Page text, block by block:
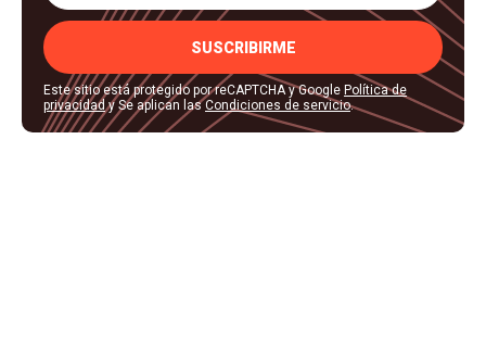
SUSCRIBIRME
Este sitio está protegido por reCAPTCHA y Google Política de
privacidady Se aplican lasCondiciones de servicio.